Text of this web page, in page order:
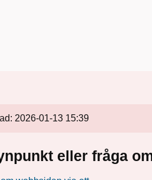
2026-01-13 15:39
eller fråga